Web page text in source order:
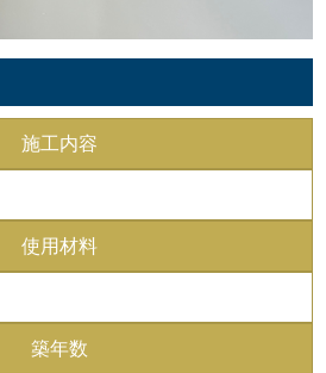
施工内容
使用材料
築年数